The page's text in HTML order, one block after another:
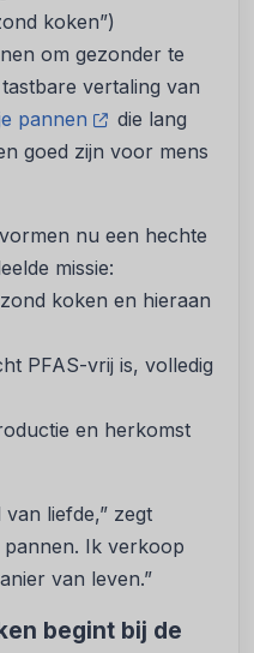
koken”)
om gezonder te
vertaling van
pannen
die lang
goed zijn voor mens
nu een hechte
missie:
koken en hieraan
PFAS-vrij is, volledig
en herkomst
liefde,” zegt
pannen. Ik verkoop
van leven.”
begint bij de